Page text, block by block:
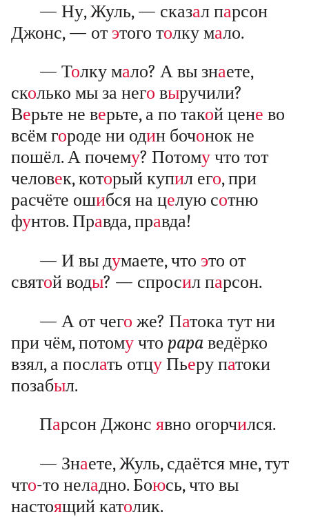
— Ну, Жуль, — сказал парсон
Джонс, — от этого толку мало.
— Толку мало? А вы знаете,
сколько мы за него выручили?
Верьте не верьте, а по такой цене во
всём городе ни один бочонок не
пошёл. А почему? Потому что тот
человек, который купил его, при
расчёте ошибся на целую сотню
фунтов. Правда, правда!
— И вы думаете, что это от
святой воды? — спросил парсон.
— А от чего же? Патока тут ни
при чём, потому что papa ведёрко
взял, а послать отцу Пьеру патоки
позабыл.
Парсон Джонс явно огорчился.
— Знаете, Жуль, сдаётся мне, тут
что-то неладно. Боюсь, что вы
настоящий католик.